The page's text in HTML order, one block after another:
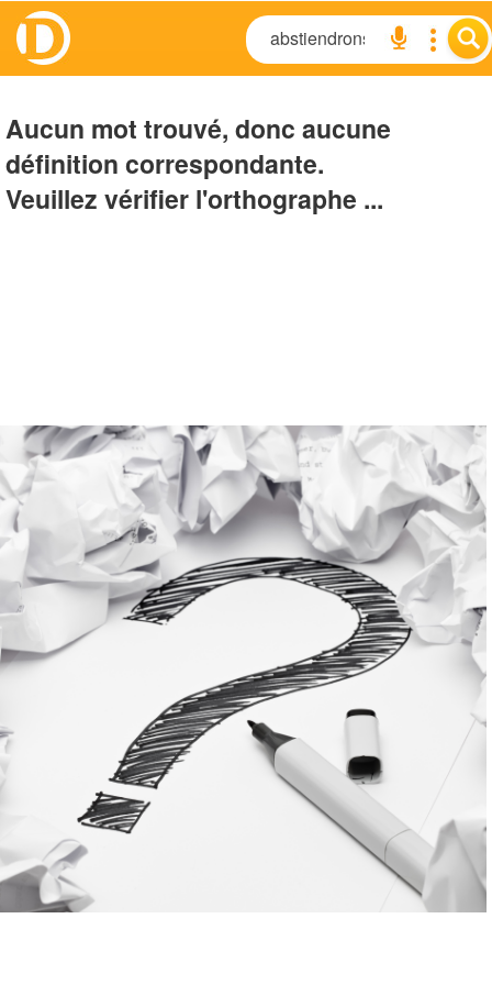
Aucun mot trouvé, donc aucune
définition correspondante.
Veuillez vérifier l'orthographe ...